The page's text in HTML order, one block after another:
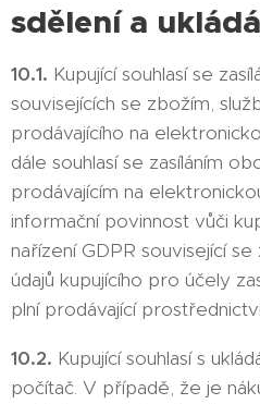
sdělení a
10.1. Kupující souhlasí se
souvisejících se zbožím,
prodávajícího na
dále souhlasí se zasíláním
prodávajícím na
informační povinnost vůči
nařízení GDPR související
údajů kupujícího pro účely
plní prodávající
10.2. Kupující souhlasí s
počítač. V případě, že je